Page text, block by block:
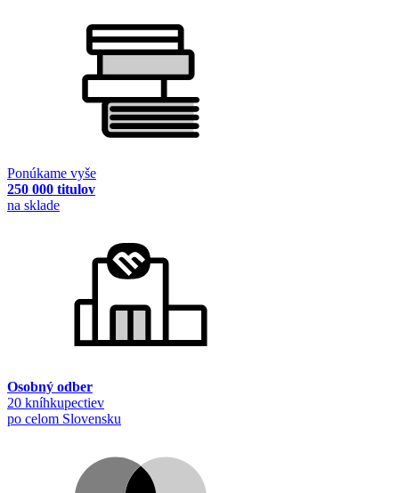
Ponúkame vyše
250 000 titulov
na sklade
Osobný odber
20 kníhkupectiev
po celom Slovensku